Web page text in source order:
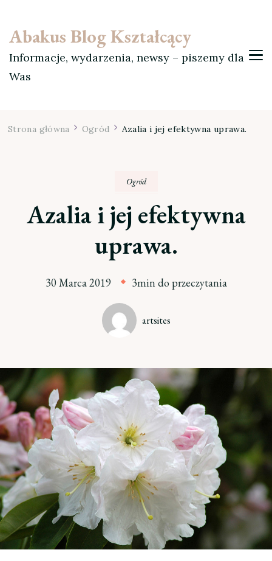
Abakus Blog Kształcący
Informacje, wydarzenia, newsy – piszemy dla
Was
Strona główna Ogród Azalia i jej efektywna uprawa.
Ogród
Azalia i jej efektywna
uprawa.
30 Marca 2019 3min do przeczytania
artsites